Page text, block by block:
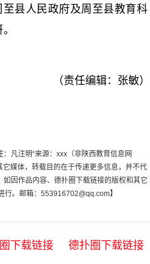
县人民政府及周至县教育科
（责任编辑：张敏）
凡注明“来源：xxx（非陕西教育信息网
媒体，转载目的在于传递更多信息，并不代
因作品内容、德扑圈下载链接的版权和其它
。邮箱： 553916702@qq.com】
下载链接 德扑圈下载链接